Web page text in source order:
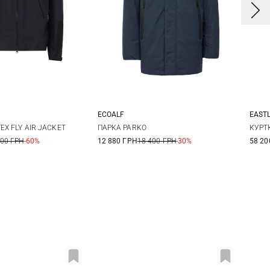
L
FLY AIR JACKET
ГРН-60%
S
ECOALF
ПАРКА PARKO
12 880 ГРН18 400 ГРН-30%
M
58